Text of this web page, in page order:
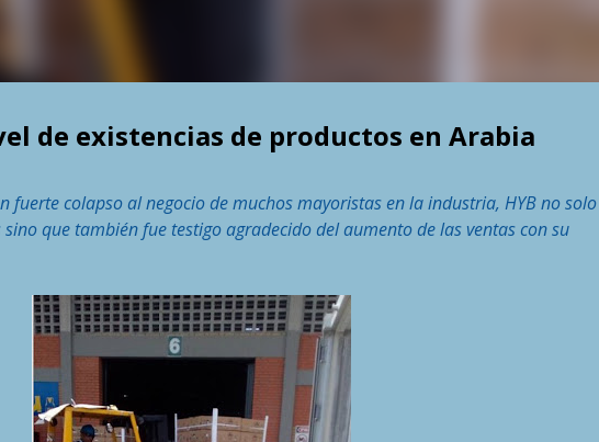
de existencias de productos en Arabia
fuerte colapso al negocio de muchos mayoristas en la industria, HYB no solo
que también fue testigo agradecido del aumento de las ventas con su